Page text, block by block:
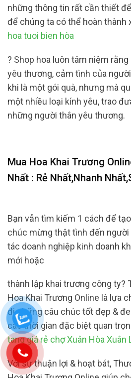
những thông tin rất cần thiết
để chúng ta có thể hoàn thành
hoa tuoi bien hòa
? Shop hoa luôn tâm niệm
yêu thương, cảm tình của
khi là một gói quà, nhưng mà
một nhiều loại kính yêu, trao
những người thân yêu thương.
Mua Hoa Khai Trương
Nhất : Rẻ Nhất,Nhanh
Bạn vẫn tìm kiếm 1 cách để
chúc mừng thật tình đến người
tác doanh nghiệp kinh doanh
mới hoặc
thành lập khai trương công ty?
Hoa Khai Trương Online là lựa
đi những câu chúc tốt đẹp &
các thời gian đặc biệt quan
tang giá rẻ chợ Xuân Hòa Xuân
Với sự thuận lợi & hoạt bát,